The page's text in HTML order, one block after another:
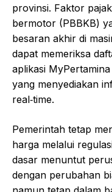
provinsi. Faktor
bermotor (PBBKB)
besaran akhir di
dapat memeriksa
aplikasi
yang menyediakan
real‑time.
Pemerintah tetap
harga melalui
dasar menuntut
dengan perubahan